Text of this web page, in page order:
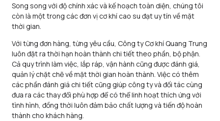
Song song với độ chính xác và kế hoạch toàn diện, chúng tôi
còn là một trong các đơn vị cơ khí cao su đạt uy tín về mặt
thời gian.
Với từng đơn hàng, từng yêu cầu, Công ty Cơ khí Quang Trung
luôn đặt ra thời hạn hoàn thành chi tiết theo phần, bộ phận.
Cả quy trình làm việc, lắp ráp, vận hành cũng được đánh giá,
quản lý chặt chẽ về mặt thời gian hoàn thành. Việc có thêm
các phần đánh giá chi tiết cũng giúp công ty và đối tác cùng
đưa ra các thay đổi phù hợp để có thể linh hoạt thích ứng với
tình hình, đồng thời luôn đảm bảo chất lượng và tiến độ hoàn
thành cho khách hàng.